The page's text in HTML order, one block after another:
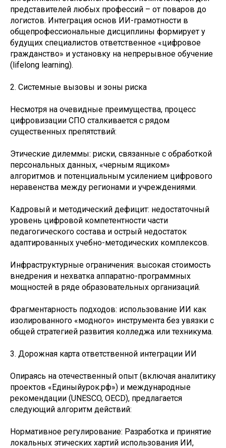
представителей любых профессий – от поваров до
логистов. Интеграция основ ИИ-грамотности в
общепрофессиональные дисциплины формирует у
будущих специалистов ответственное «цифровое
гражданство» и установку на непрерывное обучение
(lifelong learning).
2. Системные вызовы и зоны риска
Несмотря на очевидные преимущества, процесс
цифровизации СПО сталкивается с рядом
существенных препятствий:
Этические дилеммы: риски, связанные с обработкой
персональных данных, «черным ящиком»
алгоритмов и потенциальным усилением цифрового
неравенства между регионами и учреждениями.
Кадровый и методический дефицит: недостаточный
уровень цифровой компетентности части
педагогического состава и острый недостаток
адаптированных учебно-методических комплексов.
Инфраструктурные ограничения: высокая стоимость
внедрения и нехватка аппаратно-программных
мощностей в ряде образовательных организаций.
Фрагментарность подходов: использование ИИ как
изолированного «модного» инструмента без увязки с
общей стратегией развития колледжа или техникума.
3. Дорожная карта ответственной интеграции ИИ
Опираясь на отечественный опыт (включая аналитику
проектов «Единыйурок.рф») и международные
рекомендации (UNESCO, OECD), предлагается
следующий алгоритм действий:
Нормативное регулирование: Разработка и принятие
локальных этических хартий использования ИИ,